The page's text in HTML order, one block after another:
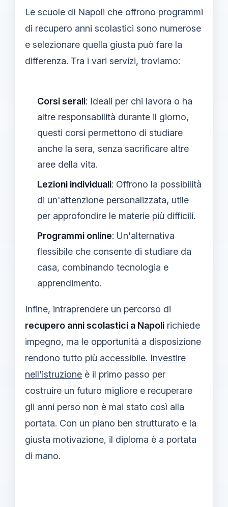
Le scuole di Napoli che offrono programmi
di recupero anni scolastici sono numerose
e selezionare quella giusta può fare la
differenza. Tra i vari servizi, troviamo:
Corsi serali: Ideali per chi lavora o ha
altre responsabilità durante il giorno,
questi corsi permettono di studiare
anche la sera, senza sacrificare altre
aree della vita.
Lezioni individuali: Offrono la possibilità
di un'attenzione personalizzata, utile
per approfondire le materie più difficili.
Programmi online: Un'alternativa
flessibile che consente di studiare da
casa, combinando tecnologia e
apprendimento.
Infine, intraprendere un percorso di
recupero anni scolastici a Napoli richiede
impegno, ma le opportunità a disposizione
rendono tutto più accessibile. Investire
nell'istruzione è il primo passo per
costruire un futuro migliore e recuperare
gli anni perso non è mai stato così alla
portata. Con un piano ben strutturato e la
giusta motivazione, il diploma è a portata
di mano.